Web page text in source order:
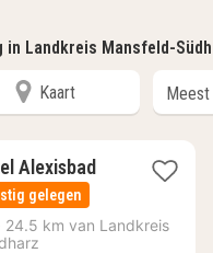
Landkreis Mansfeld-
Kaart
Alexisbad3
nachten
€
gelegen
24.5 km van Landkreis